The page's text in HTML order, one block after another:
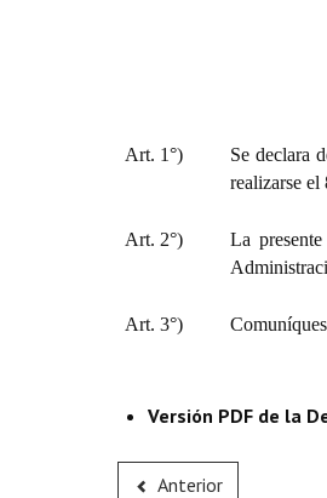
Art. 1°) Se declara
realizarse el
Art. 2°)
La
Art. 3°)
Versión PDF de la
Anterior